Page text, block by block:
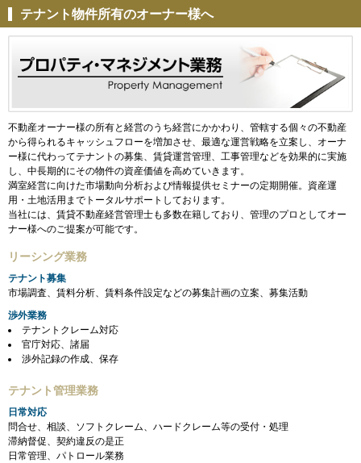
テナント物件所有のオーナー様へ
不動産オーナー様の所有と経営のうち経営にかかわり、管轄する個々の不動産
から得られるキャッシュフローを増加させ、最適な運営戦略を立案し、オーナ
ー様に代わってテナントの募集、賃貸運営管理、工事管理などを効果的に実施
し、中長期的にその物件の資産価値を高めていきます。
満室経営に向けた市場動向分析および情報提供セミナーの定期開催。資産運
用・土地活用までトータルサポートしております。
当社には、賃貸不動産経営管理士も多数在籍しており、管理のプロとしてオー
ナー様へのご提案が可能です。
リーシング業務
テナント募集
市場調査、賃料分析、賃料条件設定などの募集計画の立案、募集活動
渉外業務
テナントクレーム対応
官庁対応、諸届
渉外記録の作成、保存
テナント管理業務
日常対応
問合せ、相談、ソフトクレーム、ハードクレーム等の受付・処理
滞納督促、契約違反の是正
日常管理、パトロール業務